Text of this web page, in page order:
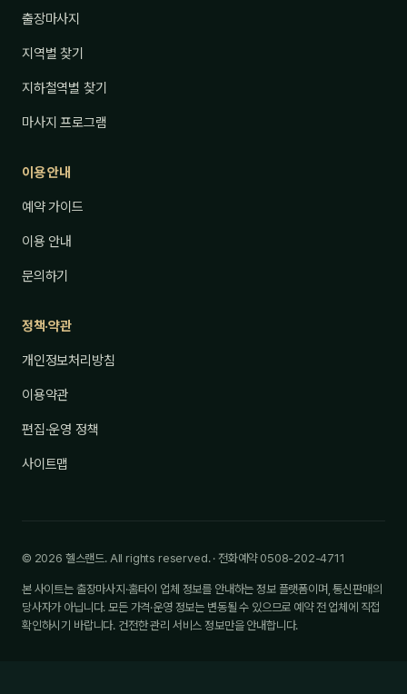
출장마사지
지역별 찾기
지하철역별 찾기
마사지 프로그램
이용 안내
예약 가이드
이용 안내
문의하기
정책·약관
개인정보처리방침
이용약관
편집·운영 정책
사이트맵
© 2026 헬스랜드. All rights reserved. · 전화예약 0508-202-4711
본 사이트는 출장마사지·홈타이 업체 정보를 안내하는 정보 플랫폼이며, 통신판매의
당사자가 아닙니다. 모든 가격·운영 정보는 변동될 수 있으므로 예약 전 업체에 직접
확인하시기 바랍니다. 건전한 관리 서비스 정보만을 안내합니다.